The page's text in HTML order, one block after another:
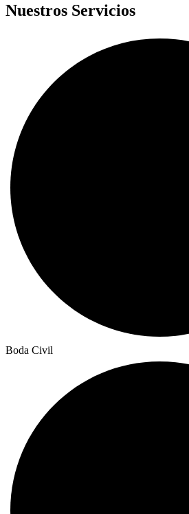
Nuestros Servicios
Boda Civil